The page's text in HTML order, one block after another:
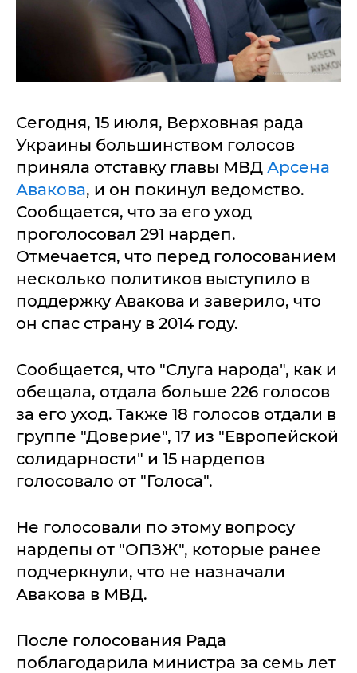
Сегодня, 15 июля, Верховная рада
Украины большинством голосов
приняла отставку главы МВД Арсена
Авакова, и он покинул ведомство.
Сообщается, что за его уход
проголосовал 291 нардеп.
Отмечается, что перед голосованием
несколько политиков выступило в
поддержку Авакова и заверило, что
он спас страну в 2014 году.
Сообщается, что "Слуга народа", как и
обещала, отдала больше 226 голосов
за его уход. Также 18 голосов отдали в
группе "Доверие", 17 из "Европейской
солидарности" и 15 нардепов
голосовало от "Голоса".
Не голосовали по этому вопросу
нардепы от "ОПЗЖ", которые ранее
подчеркнули, что не назначали
Авакова в МВД.
После голосования Рада
поблагодарила министра за семь лет